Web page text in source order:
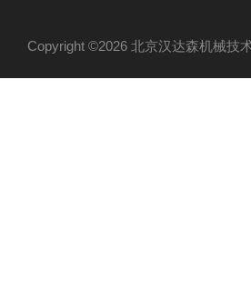
Copyright ©2026 北京汉达森机械